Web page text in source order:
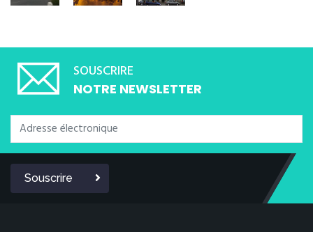
SOUSCRIRE
NOTRE NEWSLETTER
Souscrire